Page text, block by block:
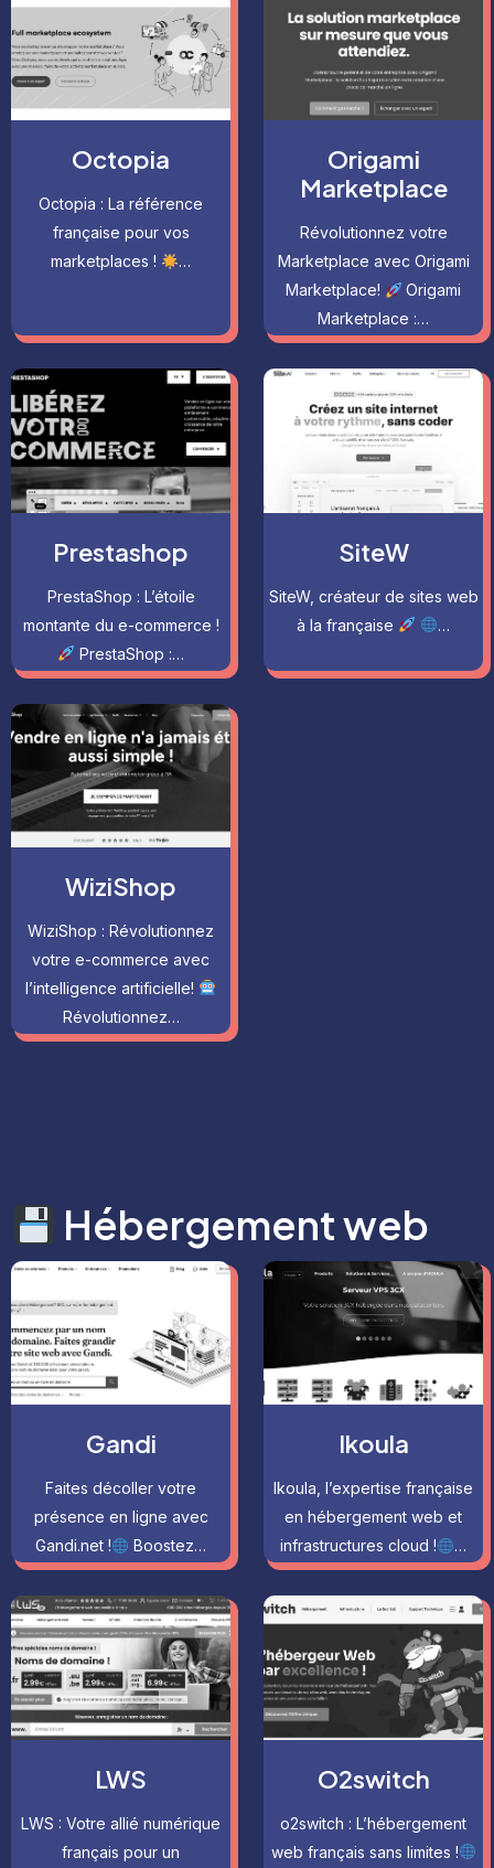
Octopia
Octopia : La référence
française pour vos
marketplaces !
…
Origami
Marketplace
Révolutionnez votre
Marketplace avec Origami
Marketplace!
Origami
Marketplace :…
Prestashop
PrestaShop : L’étoile
montante du e-commerce !
PrestaShop :…
SiteW
SiteW, créateur de sites web
à la française
…
WiziShop
WiziShop : Révolutionnez
votre e-commerce avec
l’intelligence artificielle!
Révolutionnez…
Hébergement web
Gandi
Faites décoller votre
présence en ligne avec
Gandi.net !
Boostez…
Ikoula
Ikoula, l’expertise française
en hébergement web et
infrastructures cloud !
…
LWS
LWS : Votre allié numérique
français pour un
O2switch
o2switch : L’hébergement
web français sans limites !